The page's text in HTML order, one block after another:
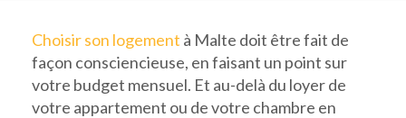
Choisir son logement à Malte doit être fait de
façon consciencieuse, en faisant un point sur
votre budget mensuel. Et au-delà du loyer de
votre appartement ou de votre chambre en